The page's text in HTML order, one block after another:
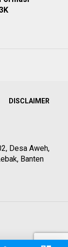
DISCLAIMER
Desa Aweh,
Banten